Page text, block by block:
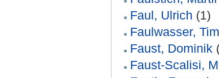
Faul, Ulrich (1)
Faulwasser,
Faust, Dominik
Faust-Scalisi,